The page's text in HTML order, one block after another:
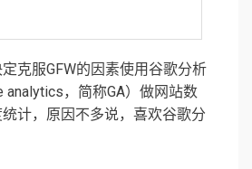
克服GFW的因素使用谷歌分析
analytics，简称GA）做网站数
计，原因不多说，喜欢谷歌分